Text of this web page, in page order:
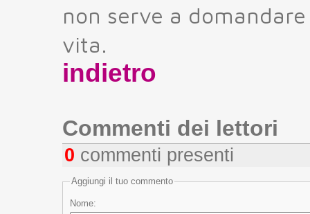
non serve a
vita.
indietro
Commenti dei lettori
0 commenti presenti
Aggiungi il tuo commento
Nome: